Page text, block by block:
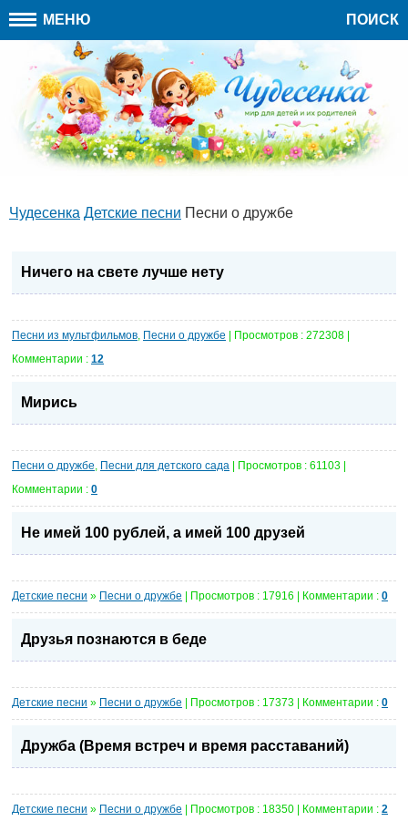
МЕНЮ ПОИСК
Чудесенка Детские песни Песни о дружбе
Ничего на свете лучше нету
Песни из мультфильмов, Песни о дружбе | Просмотров : 272308 |
Комментарии : 12
Мирись
Песни о дружбе, Песни для детского сада | Просмотров : 61103 |
Комментарии : 0
Не имей 100 рублей, а имей 100 друзей
Детские песни » Песни о дружбе | Просмотров : 17916 | Комментарии : 0
Друзья познаются в беде
Детские песни » Песни о дружбе | Просмотров : 17373 | Комментарии : 0
Дружба (Время встреч и время расставаний)
Детские песни » Песни о дружбе | Просмотров : 18350 | Комментарии : 2